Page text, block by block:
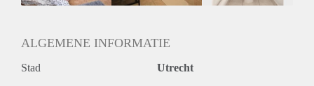
ALGEMENE INFORMATIE
Stad Utrecht